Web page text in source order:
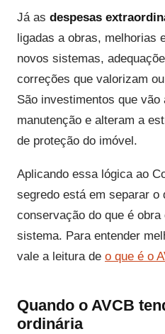
Já as despesas
ligadas a obras, melhorias
novos sistemas,
correções que valorizam
São investimentos que vão
manutenção e alteram a
de proteção do imóvel.
Aplicando essa lógica ao
segredo está em separar o
conservação do que é
sistema. Para entender
vale a leitura de o que é o
Quando o AVCB
ordinária